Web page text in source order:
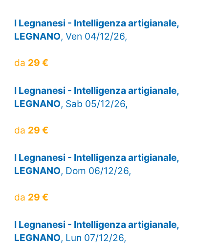
I Legnanesi - Intelligenza artigianale,
LEGNANO, Ven 04/12/26,
da 29 €
I Legnanesi - Intelligenza artigianale,
LEGNANO, Sab 05/12/26,
da 29 €
I Legnanesi - Intelligenza artigianale,
LEGNANO, Dom 06/12/26,
da 29 €
I Legnanesi - Intelligenza artigianale,
LEGNANO, Lun 07/12/26,